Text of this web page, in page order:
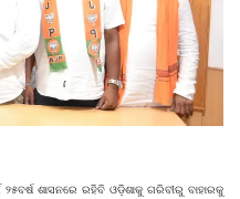
ଶାସନରେ ରହିବି ଓଡ଼ିଶାକୁ ଗରିବୀରୁ ବାହାରକୁ